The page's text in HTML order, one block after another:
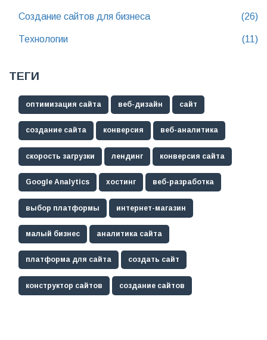
Создание сайтов для бизнеса (26)
Технологии (11)
ТЕГИ
оптимизация сайта веб-дизайн сайт
создание сайта конверсия веб-аналитика
скорость загрузки лендинг конверсия сайта
Google Analytics хостинг веб-разработка
выбор платформы интернет-магазин
малый бизнес аналитика сайта
платформа для сайта создать сайт
конструктор сайтов создание сайтов